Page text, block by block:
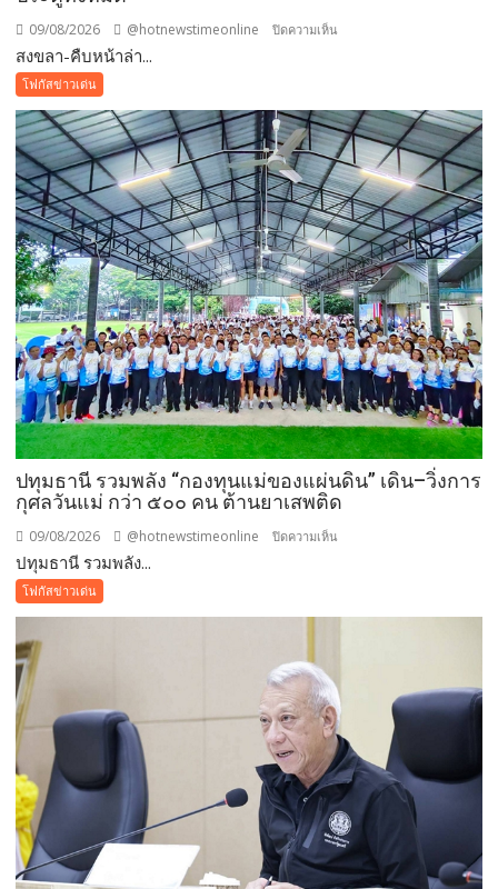
09/08/2026 @hotnewstimeonline ปิดความเห็น
ล่าสุด
เบื้อง
ต้นทาง
โรงเรียน
ญว.
ได้
ปิด
ประตู
ทั้งหมด
สงขลา-คืบหน้าล่า...
โฟกัสข่าวเด่น
ปทุมธานี รวมพลัง “กองทุนแม่ของแผ่นดิน” เดิน–วิ่งการ
กุศลวันแม่ กว่า ๕๐๐ คน ต้านยาเสพติด
09/08/2026 @hotnewstimeonline ปิดความเห็น
แผ่น
ดิน”
เดิน–
วิ่ง
การ
กุศล
วัน
แม่
ปทุมธานี รวมพลัง...
โฟกัสข่าวเด่น